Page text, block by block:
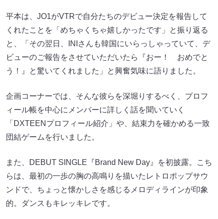
平本は、JO1がVTRで自分たちのデビュー決定を報告して
くれたことを「めちゃくちゃ嬉しかったです」と振り返る
と、「その翌日、INIさんも韓国にいらっしゃっていて、デ
ビューのご報告をさせていただいたら『おー！ おめでと
う！』と驚いてくれました」と興奮気味に語りました。
企画コーナーでは、そんな彼らを深堀りするべく、プロフ
ィール帳を中心にメンバーに詳しく話を聞いていく
「DXTEENプロフィール紹介」や、結束力を確かめる一致
団結ゲームを行いました。
また、DEBUT SINGLE『Brand New Day』を初披露。こち
らは、最初の一歩の胸の高鳴りを描いたレトロポップサウ
ンドで、ちょっと懐かしさを感じるメロディラインが印象
的。ダンスもキレッキレです。